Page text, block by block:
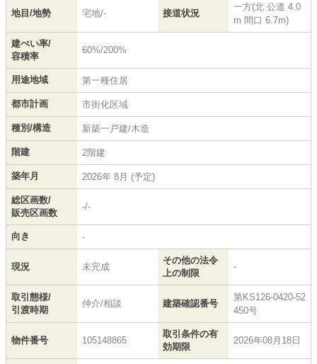
地目/地勢 宅地/- 接道状況
一方(北 公道 4.0
m 間口 6.7m)
建ぺい率/
容積率
60%/200%
用途地域 第一種住居
都市計画 市街化区域
種別/構造 新築一戸建/木造
階建 2階建
築年月 2026年 8月 (予定)
総区画数/
販売区画数
-/-
向き -
現況 未完成
その他の法令
上の制限
-
取引態様/
引渡時期
仲介/相談 建築確認番号
第KS126-0420-52
450号
物件番号 105148865
取引条件の有
効期限
2026年08月18日